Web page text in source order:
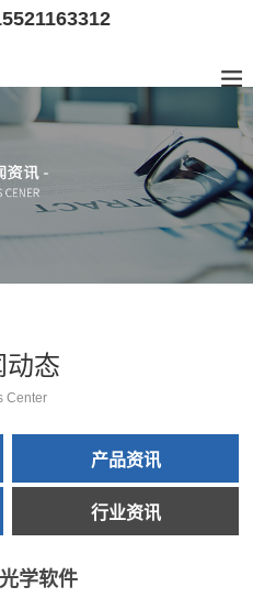
动态
Center
产品资讯
行业资讯
学软件